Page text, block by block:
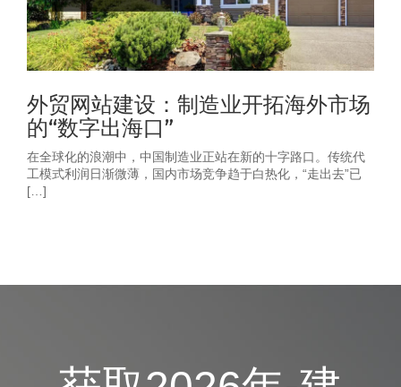
外贸网站建设：制造业开拓海外市场
的“数字出海口”
在全球化的浪潮中，中国制造业正站在新的十字路口。传统代
工模式利润日渐微薄，国内市场竞争趋于白热化，“走出去”已
[…]